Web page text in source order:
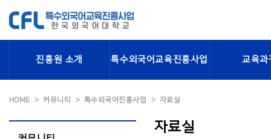
진흥원 소개 특수외국어교육진흥사업 교육과
HOME 커뮤니티 특수외국어진흥사업 자료실
자료실